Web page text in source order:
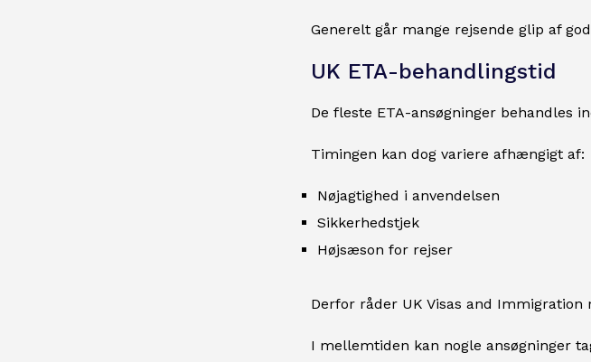
Generelt går mange rejsende glip af
UK ETA-behandlingstid
De fleste ETA-ansøgninger behandles
Timingen kan dog variere afhængigt af:
Nøjagtighed i anvendelsen
Sikkerhedstjek
Højsæson for rejser
Derfor råder UK Visas and Immigration
I mellemtiden kan nogle ansøgninger